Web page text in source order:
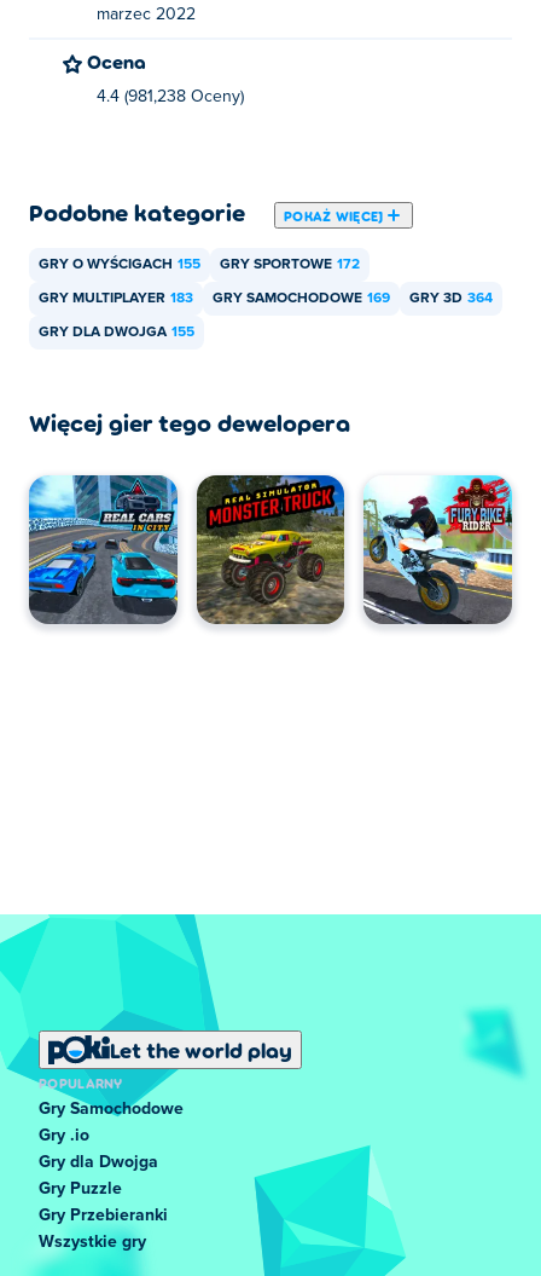
marzec 2022
Ocena
4.4 (981,238 Oceny)
Podobne kategorie POKAŻ WIĘCEJ
GRY O WYŚCIGACH 155 GRY SPORTOWE 172
GRY MULTIPLAYER 183 GRY SAMOCHODOWE 169 GRY 3D 364
GRY DLA DWOJGA 155
Więcej gier tego dewelopera
Let the world play
POPULARNY
Gry Samochodowe
Gry .io
Gry dla Dwojga
Gry Puzzle
Gry Przebieranki
Wszystkie gry